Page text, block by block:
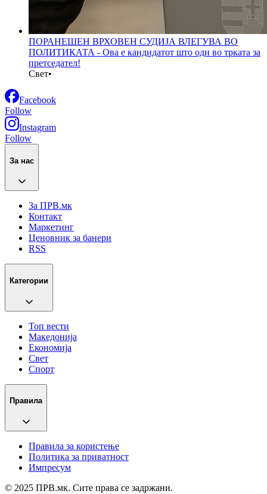
ПОРАНЕШЕН ВРХОВЕН СУДИЈА ВЛЕГУВА ВО
ПОЛИТИКАТА - Ова е кандидатот што оди во трката за
претседател!
Свет•
Facebook
Follow
Instagram
Follow
За нас
За ПРВ.мк
Контакт
Маркетинг
Ценовник за банери
RSS
Категории
Топ вести
Македонија
Економија
Свет
Спорт
Правила
Правила за користење
Политика за приватност
Импресум
© 2025 ПРВ.мк. Сите права се задржани.